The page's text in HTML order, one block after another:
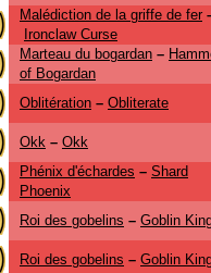
Malédiction de la griffe de fer
Ironclaw Curse
Marteau du bogardan –
of Bogardan
Oblitération – Obliterate
Okk – Okk
Phénix d'échardes – Shard
Phoenix
Roi des gobelins – Goblin
Roi des gobelins – Goblin